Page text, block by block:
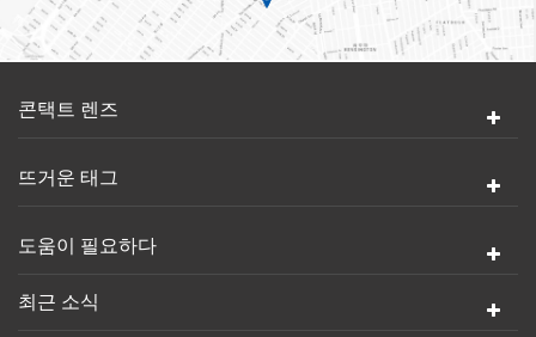
콘택트 렌즈
뜨거운 태그
도움이 필요하다
최근 소식